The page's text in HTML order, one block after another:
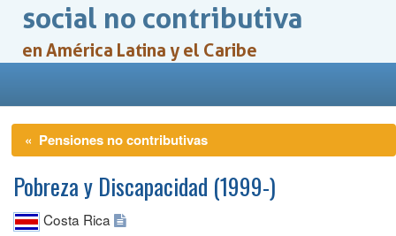
social no contributiva
en América Latina y el Caribe
« Pensiones no contributivas
Pobreza y Discapacidad (1999-)
Costa Rica